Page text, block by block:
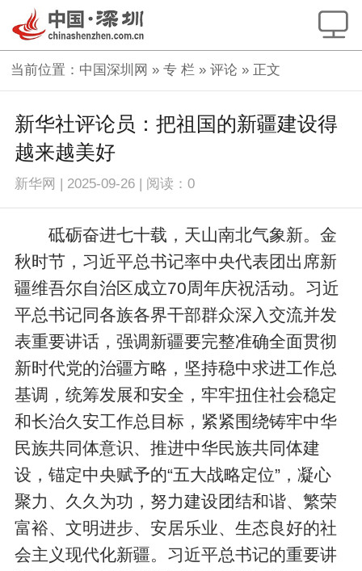
当前位置： 中国深圳网 »专 栏 »评论 » 正文
新华社评论员：把祖国的新疆建设得
越来越美好
新华网 | 2025-09-26 | 阅读：0
砥砺奋进七十载，天山南北气象新。金
秋时节，习近平总书记率中央代表团出席新
疆维吾尔自治区成立70周年庆祝活动。习近
平总书记同各族各界干部群众深入交流并发
表重要讲话，强调新疆要完整准确全面贯彻
新时代党的治疆方略，坚持稳中求进工作总
基调，统筹发展和安全，牢牢扭住社会稳定
和长治久安工作总目标，紧紧围绕铸牢中华
民族共同体意识、推进中华民族共同体建
设，锚定中央赋予的“五大战略定位”，凝心
聚力、久久为功，努力建设团结和谐、繁荣
富裕、文明进步、安居乐业、生态良好的社
会主义现代化新疆。习近平总书记的重要讲